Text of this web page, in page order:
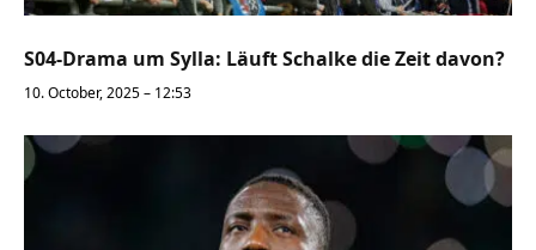
S04-Drama um Sylla: Läuft Schalke die Zeit davon?
10. October, 2025 – 12:53